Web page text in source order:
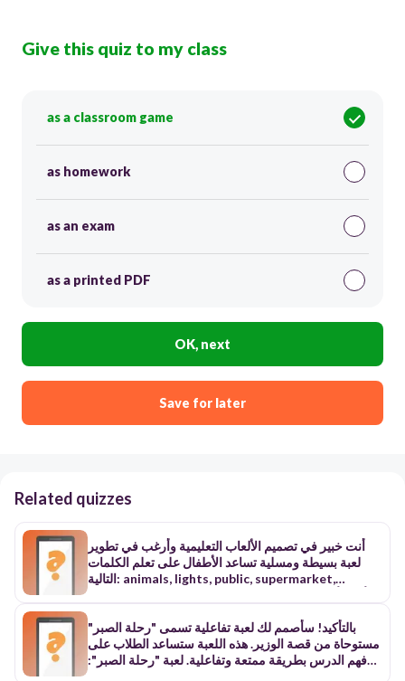
Give this quiz to my class
as a classroom game
as homework
as an exam
as a printed PDF
OK, next
Save for later
Related quizzes
أنت خبير في تصميم الألعاب التعليمية وأرغب في تطوير
لعبة بسيطة ومسلية تساعد الأطفال على تعلم الكلمات
التالية: animals, lights, public, supermarket,
والهدف منها، بحيث تكون ممتعة وسهلة الفهم للأطفال
وتساعدهم على ربط الكلمات بسياقاتها بشكل فعال.
بالتأكيد! سأصمم لك لعبة تفاعلية تسمى "رحلة الصبر"
مستوحاة من قصة الوزير. هذه اللعبة ستساعد الطلاب على
فهم الدرس بطريقة ممتعة وتفاعلية. لعبة "رحلة الصبر":